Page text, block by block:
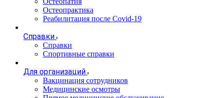
Остеопрактика
Реабилитация после Covid-19
Справки
Справки
Спортивные справки
Для организаций
Вакцинация сотрудников
Медицинские осмотры